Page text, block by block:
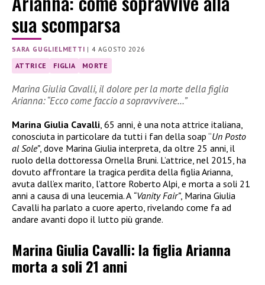
sua scomparsa
SARA GUGLIELMETTI |4 AGOSTO 2026
ATTRICE FIGLIA MORTE
Marina Giulia Cavalli, il dolore per la morte della figlia
Arianna: “Ecco come faccio a sopravvivere…”
Marina Giulia Cavalli, 65 anni, è una nota attrice italiana,
conosciuta in particolare da tutti i fan della soap “Un Posto
al Sole”, dove Marina Giulia interpreta, da oltre 25 anni, il
ruolo della dottoressa Ornella Bruni. L’attrice, nel 2015, ha
dovuto affrontare la tragica perdita della figlia Arianna,
avuta dall’ex marito, l’attore Roberto Alpi, e morta a soli 21
anni a causa di una leucemia. A “Vanity Fair”, Marina Giulia
Cavalli ha parlato a cuore aperto, rivelando come fa ad
andare avanti dopo il lutto più grande.
Marina Giulia Cavalli: la figlia Arianna
morta a soli 21 anni